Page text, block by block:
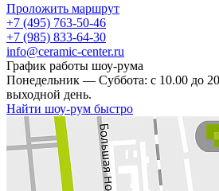
Проложить маршрут
+7 (495) 763-50-46
+7 (985) 833-64-30
info@ceramic-center.ru
График работы шоу-рума
Понедельник — Суббота: с 10.00 до
выходной день.
Найти шоу-рум быстро